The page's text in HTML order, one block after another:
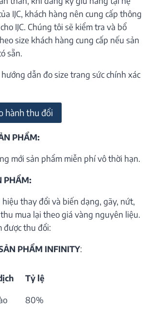
IJC, khách hàng nên cung cấp thông
IJC. Chúng tôi sẽ kiểm tra và bổ
size khách hàng cung cấp nếu sản
sẵn.
dẫn đo size trang sức chính xác
hành thu đổi
PHẨM:
mới sản phẩm miễn phí vô thời hạn.
PHẨM:
hiệu thay đổi và biến dạng, gãy, nứt,
mua lại theo giá vàng nguyên liệu.
được thu đổi:
PHẨM INFINITY:
Tỷ lệ
80%